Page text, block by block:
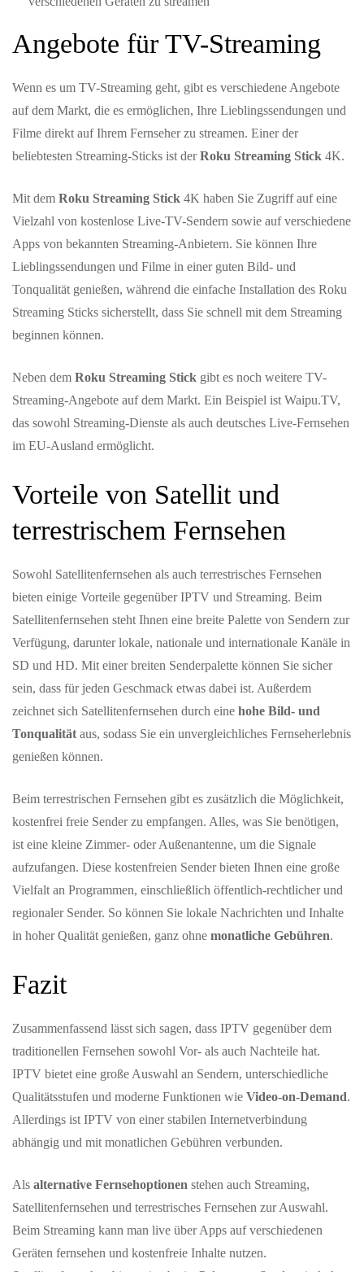
Angebote für TV-Streaming
Wenn es um TV-Streaming geht, gibt es verschiedene Angebote
auf dem Markt, die es ermöglichen, Ihre Lieblingssendungen und
Filme direkt auf Ihrem Fernseher zu streamen. Einer der
beliebtesten Streaming-Sticks ist derRoku Streaming Stick 4K.
Mit dem Roku Streaming Stick 4K haben Sie Zugriff auf eine
Vielzahl von kostenlose Live-TV-Sendern sowie auf verschiedene
Apps von bekannten Streaming-Anbietern. Sie können Ihre
Lieblingssendungen und Filme in einer guten Bild- und
Tonqualität genießen, während die einfache Installation des Roku
Streaming Sticks sicherstellt, dass Sie schnell mit dem Streaming
beginnen können.
Neben dem Roku Streaming Stick gibt es noch weitere TV-
Streaming-Angebote auf dem Markt. Ein Beispiel ist Waipu.TV,
das sowohl Streaming-Dienste als auch deutsches Live-Fernsehen
im EU-Ausland ermöglicht.
Vorteile von Satellit und
terrestrischem Fernsehen
Sowohl Satellitenfernsehen als auch terrestrisches Fernsehen
bieten einige Vorteile gegenüber IPTV und Streaming. Beim
Satellitenfernsehen steht Ihnen eine breite Palette von Sendern zur
Verfügung, darunter lokale, nationale und internationale Kanäle in
SD und HD. Mit einer breiten Senderpalette können Sie sicher
sein, dass für jeden Geschmack etwas dabei ist. Außerdem
zeichnet sich Satellitenfernsehen durch eine hohe Bild- und
Tonqualität aus, sodass Sie ein unvergleichliches Fernseherlebnis
genießen können.
Beim terrestrischen Fernsehen gibt es zusätzlich die Möglichkeit,
kostenfrei freie Sender zu empfangen. Alles, was Sie benötigen,
ist eine kleine Zimmer- oder Außenantenne, um die Signale
aufzufangen. Diese kostenfreien Sender bieten Ihnen eine große
Vielfalt an Programmen, einschließlich öffentlich-rechtlicher und
regionaler Sender. So können Sie lokale Nachrichten und Inhalte
in hoher Qualität genießen, ganz ohne monatliche Gebühren.
Fazit
Zusammenfassend lässt sich sagen, dass IPTV gegenüber dem
traditionellen Fernsehen sowohl Vor- als auch Nachteile hat.
IPTV bietet eine große Auswahl an Sendern, unterschiedliche
Qualitätsstufen und moderne Funktionen wie Video-on-Demand.
Allerdings ist IPTV von einer stabilen Internetverbindung
abhängig und mit monatlichen Gebühren verbunden.
Als alternative Fernsehoptionen stehen auch Streaming,
Satellitenfernsehen und terrestrisches Fernsehen zur Auswahl.
Beim Streaming kann man live über Apps auf verschiedenen
Geräten fernsehen und kostenfreie Inhalte nutzen.